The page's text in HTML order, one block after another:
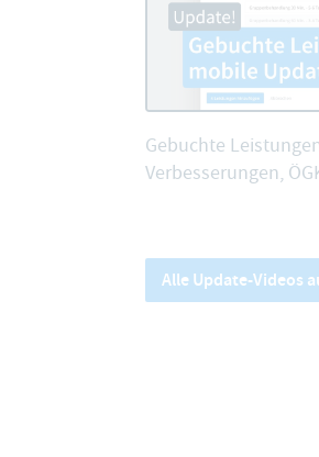
Gebuchte
Verbesserungen,
Alle Update-Videos